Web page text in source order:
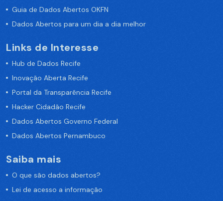
Guia de Dados Abertos OKFN
Dados Abertos para um dia a dia melhor
Links de Interesse
Hub de Dados Recife
Inovação Aberta Recife
Portal da Transparência Recife
Hacker Cidadão Recife
Dados Abertos Governo Federal
Dados Abertos Pernambuco
Saiba mais
O que são dados abertos?
Lei de acesso a informação